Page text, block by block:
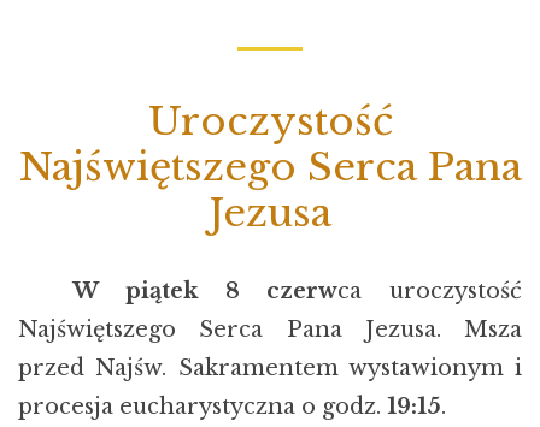
Uroczystość
Najświętszego Serca Pana
Jezusa
W piątek 8 czerwca uroczystość
Najświętszego Serca Pana Jezusa. Msza
przed Najśw. Sakramentem wystawionym i
procesja eucharystyczna o godz. 19:15.